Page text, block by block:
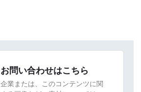
お問い合わせはこちら
企業または、このコンテンツに関